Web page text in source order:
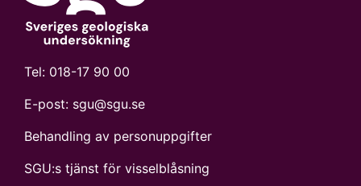
Tel: 018-17 90 00
E-post: sgu@sgu.se
Behandling av personuppgifter
SGU:s tjänst för visselblåsning